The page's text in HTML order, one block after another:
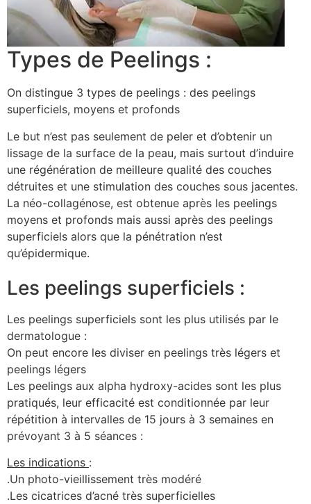
Types de Peelings :
On distingue 3 types de peelings : des peelings
superficiels, moyens et profonds
Le but n’est pas seulement de peler et d’obtenir un
lissage de la surface de la peau, mais surtout d’induire
une régénération de meilleure qualité des couches
détruites et une stimulation des couches sous jacentes.
La néo-collagénose, est obtenue après les peelings
moyens et profonds mais aussi après des peelings
superficiels alors que la pénétration n’est
qu’épidermique.
Les peelings superficiels :
Les peelings superficiels sont les plus utilisés par le
dermatologue :
On peut encore les diviser en peelings très légers et
peelings légers
Les peelings aux alpha hydroxy-acides sont les plus
pratiqués, leur efficacité est conditionnée par leur
répétition à intervalles de 15 jours à 3 semaines en
prévoyant 3 à 5 séances :
Les indications :
.Un photo-vieillissement très modéré
.Les cicatrices d’acné très superficielles